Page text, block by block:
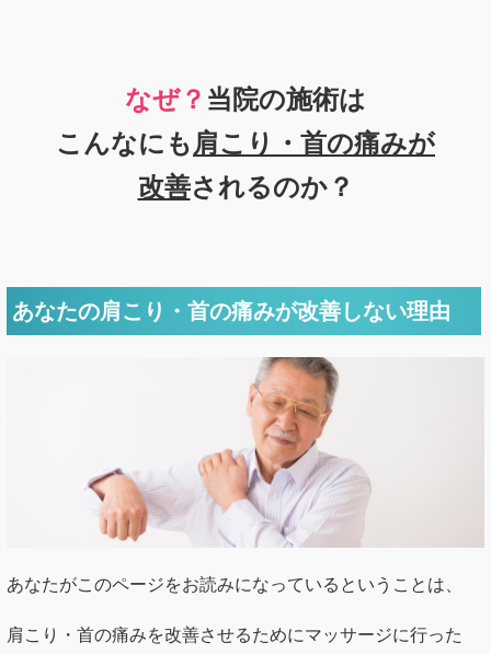
なぜ？ 当院の施術は
こんなにも肩こり・首の痛みが
改善されるのか？
あなたの肩こり・首の痛みが改善しない理由
あなたがこのページをお読みになっているということは、
肩こり・首の痛みを改善させるためにマッサージに行った